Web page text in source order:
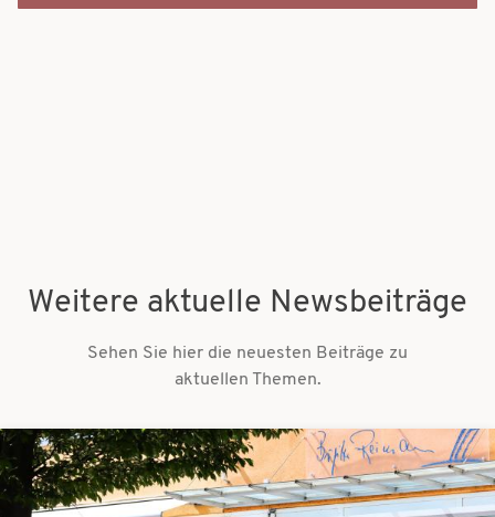
Weitere aktuelle Newsbeiträge
Sehen Sie hier die neuesten Beiträge zu
aktuellen Themen.
Bilder